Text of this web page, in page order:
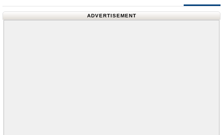
ADVERTISEMENT